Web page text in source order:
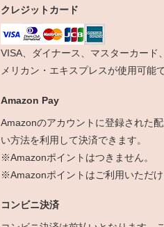
クレジットカード
VISA、ダイナース、マスターカード
メリカン・エキスプレスが使用可能
Amazon Pay
Amazonのアカウントに登録された
い方法を利用して決済できます。
※Amazonポイントはつきません。
※Amazonポイントはご利用いただ
コンビニ決済